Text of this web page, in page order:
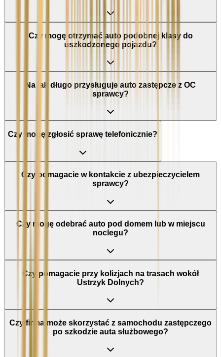
Czy mogę otrzymać auto podobnej klasy do
uszkodzonego pojazdu?
Na jak długo przysługuje auto zastępcze z OC
sprawcy?
Czy mogę zgłosić sprawę telefonicznie?
Czy pomagacie w kontakcie z ubezpieczycielem
sprawcy?
Czy mogę odebrać auto pod domem lub w miejscu
noclegu?
Czy pomagacie przy kolizjach na trasach wokół
Ustrzyk Dolnych?
Czy firma może skorzystać z samochodu zastępczego
po szkodzie auta służbowego?